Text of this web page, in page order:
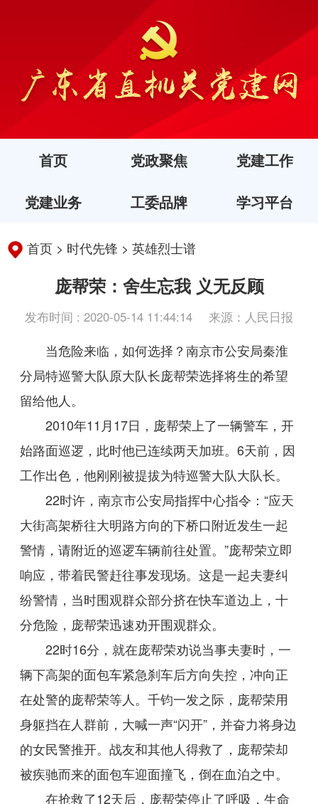
首页 党政聚焦 党建工作
党建业务 工委品牌 学习平台
首页 > 时代先锋 >英雄烈士谱
庞帮荣：舍生忘我 义无反顾
发布时间 : 2020-05-14 11:44:14 来源：人民日报
当危险来临，如何选择？南京市公安局秦淮
分局特巡警大队原大队长庞帮荣选择将生的希望
留给他人。
2010年11月17日，庞帮荣上了一辆警车，开
始路面巡逻，此时他已连续两天加班。6天前，因
工作出色，他刚刚被提拔为特巡警大队大队长。
22时许，南京市公安局指挥中心指令：“应天
大街高架桥往大明路方向的下桥口附近发生一起
警情，请附近的巡逻车辆前往处置。”庞帮荣立即
响应，带着民警赶往事发现场。这是一起夫妻纠
纷警情，当时围观群众部分挤在快车道边上，十
分危险，庞帮荣迅速劝开围观群众。
22时16分，就在庞帮荣劝说当事夫妻时，一
辆下高架的面包车紧急刹车后方向失控，冲向正
在处警的庞帮荣等人。千钧一发之际，庞帮荣用
身躯挡在人群前，大喊一声“闪开”，并奋力将身边
的女民警推开。战友和其他人得救了，庞帮荣却
被疾驰而来的面包车迎面撞飞，倒在血泊之中。
在抢救了12天后，庞帮荣停止了呼吸，生命